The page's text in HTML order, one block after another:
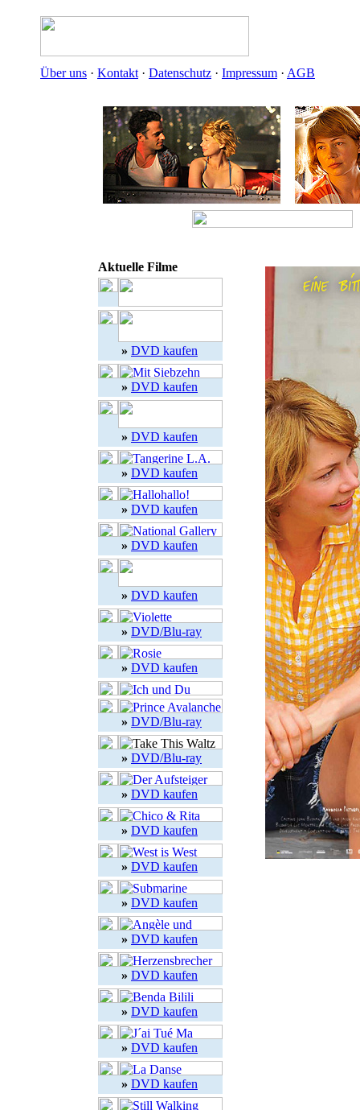
Über uns · Kontakt · Datenschutz · Impressum · AGB
Aktuelle Filme
» DVD kaufen
» DVD kaufen
» DVD kaufen
» DVD kaufen
» DVD kaufen
» DVD kaufen
» DVD kaufen
» DVD/Blu-ray
» DVD kaufen
» DVD/Blu-ray
» DVD/Blu-ray
» DVD kaufen
» DVD kaufen
» DVD kaufen
» DVD kaufen
» DVD kaufen
» DVD kaufen
» DVD kaufen
» DVD kaufen
» DVD kaufen